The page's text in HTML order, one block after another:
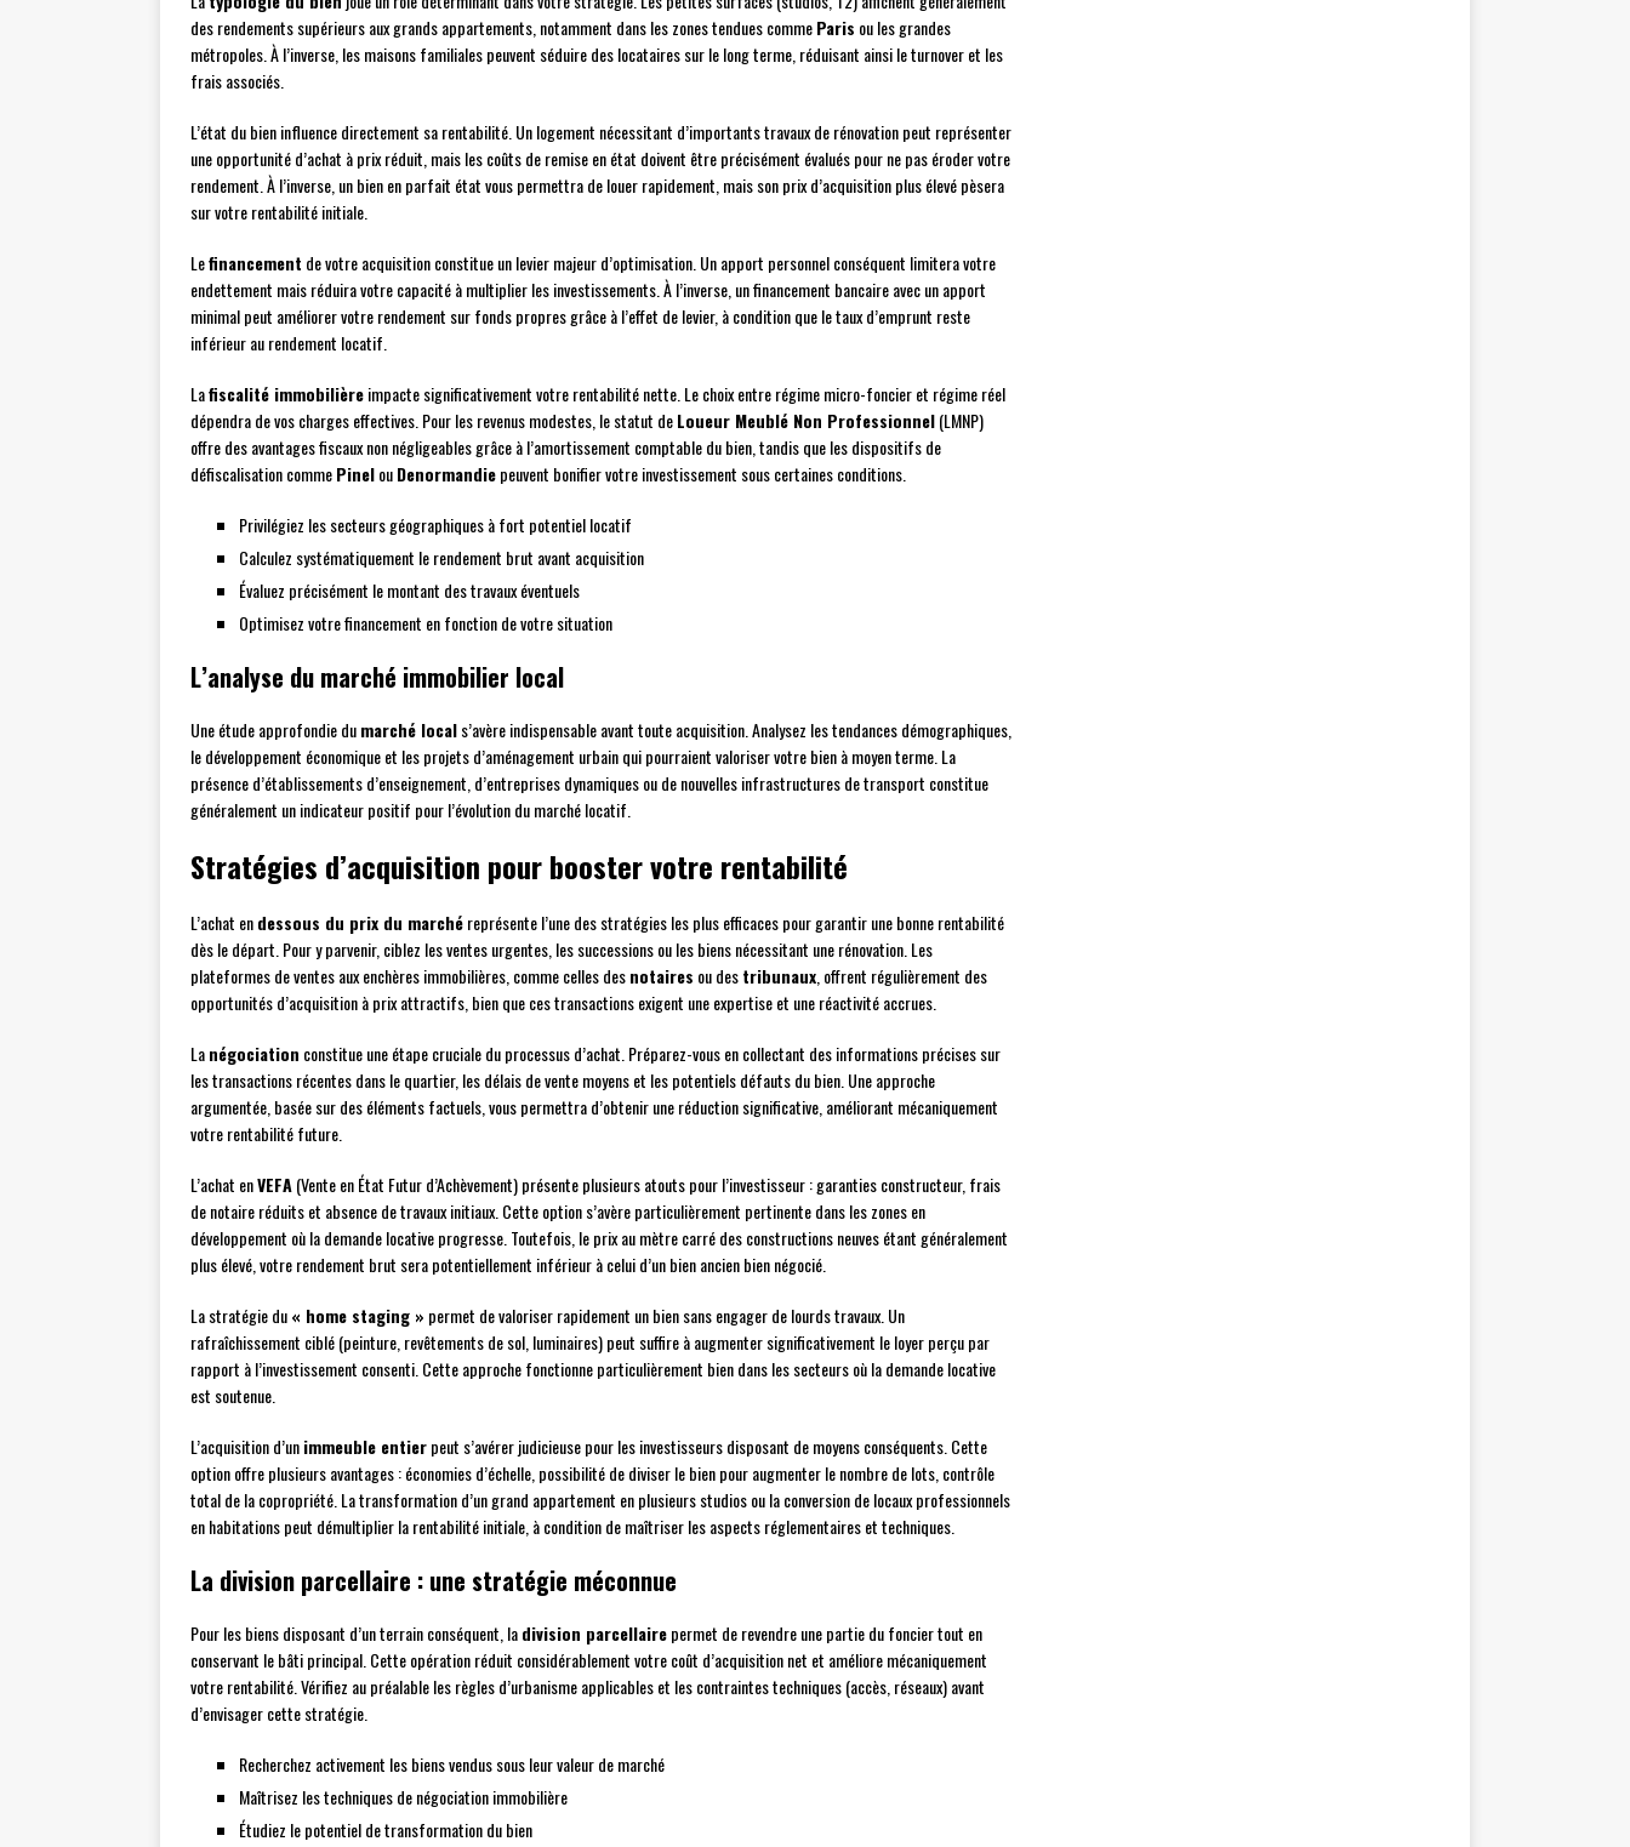
des rendements supérieurs aux grands appartements, notamment dans les zones tendues commeParis ou les grandes
métropoles. À l’inverse, les maisons familiales peuvent séduire des locataires sur le long terme, réduisant ainsi le turnover et les
frais associés.
L’état du bien influence directement sa rentabilité. Un logement nécessitant d’importants travaux de rénovation peut représenter
une opportunité d’achat à prix réduit, mais les coûts de remise en état doivent être précisément évalués pour ne pas éroder votre
rendement. À l’inverse, un bien en parfait état vous permettra de louer rapidement, mais son prix d’acquisition plus élevé pèsera
sur votre rentabilité initiale.
Lefinancement de votre acquisition constitue un levier majeur d’optimisation. Un apport personnel conséquent limitera votre
endettement mais réduira votre capacité à multiplier les investissements. À l’inverse, un financement bancaire avec un apport
minimal peut améliorer votre rendement sur fonds propres grâce à l’effet de levier, à condition que le taux d’emprunt reste
inférieur au rendement locatif.
Lafiscalité immobilièreimpacte significativement votre rentabilité nette. Le choix entre régime micro-foncier et régime réel
dépendra de vos charges effectives. Pour les revenus modestes, le statut deLoueur Meublé Non Professionnel(LMNP)
offre des avantages fiscaux non négligeables grâce à l’amortissement comptable du bien, tandis que les dispositifs de
défiscalisation commePinelouDenormandiepeuvent bonifier votre investissement sous certaines conditions.
Privilégiez les secteurs géographiques à fort potentiel locatif
Calculez systématiquement le rendement brut avant acquisition
Évaluez précisément le montant des travaux éventuels
Optimisez votre financement en fonction de votre situation
L’analyse du marché immobilier local
Une étude approfondie dumarché locals’avère indispensable avant toute acquisition. Analysez les tendances démographiques,
le développement économique et les projets d’aménagement urbain qui pourraient valoriser votre bien à moyen terme. La
présence d’établissements d’enseignement, d’entreprises dynamiques ou de nouvelles infrastructures de transport constitue
généralement un indicateur positif pour l’évolution du marché locatif.
Stratégies d’acquisition pour booster votre rentabilité
L’achat endessous du prix du marchéreprésente l’une des stratégies les plus efficaces pour garantir une bonne rentabilité
dès le départ. Pour y parvenir, ciblez les ventes urgentes, les successions ou les biens nécessitant une rénovation. Les
plateformes de ventes aux enchères immobilières, comme celles desnotaires ou destribunaux , offrent régulièrement des
opportunités d’acquisition à prix attractifs, bien que ces transactions exigent une expertise et une réactivité accrues.
Lanégociation constitue une étape cruciale du processus d’achat. Préparez-vous en collectant des informations précises sur
les transactions récentes dans le quartier, les délais de vente moyens et les potentiels défauts du bien. Une approche
argumentée, basée sur des éléments factuels, vous permettra d’obtenir une réduction significative, améliorant mécaniquement
votre rentabilité future.
L’achat enVEFA(Vente en État Futur d’Achèvement) présente plusieurs atouts pour l’investisseur : garanties constructeur, frais
de notaire réduits et absence de travaux initiaux. Cette option s’avère particulièrement pertinente dans les zones en
développement où la demande locative progresse. Toutefois, le prix au mètre carré des constructions neuves étant généralement
plus élevé, votre rendement brut sera potentiellement inférieur à celui d’un bien ancien bien négocié.
La stratégie du« home staging » permet de valoriser rapidement un bien sans engager de lourds travaux. Un
rafraîchissement ciblé (peinture, revêtements de sol, luminaires) peut suffire à augmenter significativement le loyer perçu par
rapport à l’investissement consenti. Cette approche fonctionne particulièrement bien dans les secteurs où la demande locative
est soutenue.
L’acquisition d’unimmeuble entierpeut s’avérer judicieuse pour les investisseurs disposant de moyens conséquents. Cette
option offre plusieurs avantages : économies d’échelle, possibilité de diviser le bien pour augmenter le nombre de lots, contrôle
total de la copropriété. La transformation d’un grand appartement en plusieurs studios ou la conversion de locaux professionnels
en habitations peut démultiplier la rentabilité initiale, à condition de maîtriser les aspects réglementaires et techniques.
La division parcellaire : une stratégie méconnue
Pour les biens disposant d’un terrain conséquent, ladivision parcellairepermet de revendre une partie du foncier tout en
conservant le bâti principal. Cette opération réduit considérablement votre coût d’acquisition net et améliore mécaniquement
votre rentabilité. Vérifiez au préalable les règles d’urbanisme applicables et les contraintes techniques (accès, réseaux) avant
d’envisager cette stratégie.
Recherchez activement les biens vendus sous leur valeur de marché
Maîtrisez les techniques de négociation immobilière
Étudiez le potentiel de transformation du bien